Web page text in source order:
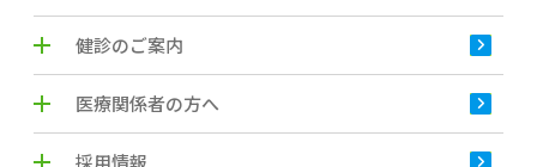
健診のご案内
医療関係者の方へ
採用情報